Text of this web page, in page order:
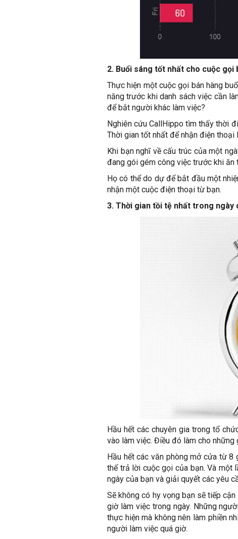
2. Buổi sáng tốt nhất cho cuộc gọi
Thực hiện một cuộc gọi bán hàng
năng trước khi danh sách việc cần
để bắt người khác làm việc?
Nghiên cứu CallHippo tìm thấy thời
Thời gian tốt nhất để nhận điện
Khi bạn nghĩ về cấu trúc của một
đang gói gém công việc trước khi ăn
Họ có thể do dự để bắt đầu một
nhận một cuộc điện thoại từ bạn.
3. Thời gian tồi tệ nhất trong ngày
Hầu hết các chuyên gia trong tổ
vào làm việc. Điều đó làm cho
Hầu hết các văn phòng mở cửa từ
thể trả lời cuộc gọi của bạn. Và một
ngày của bạn và giải quyết các yêu
Sẽ không có hy vọng bạn sẽ tiếp
giờ làm việc trong ngày. Những
thực hiện mà không nên làm phiền
người làm việc quá giờ.